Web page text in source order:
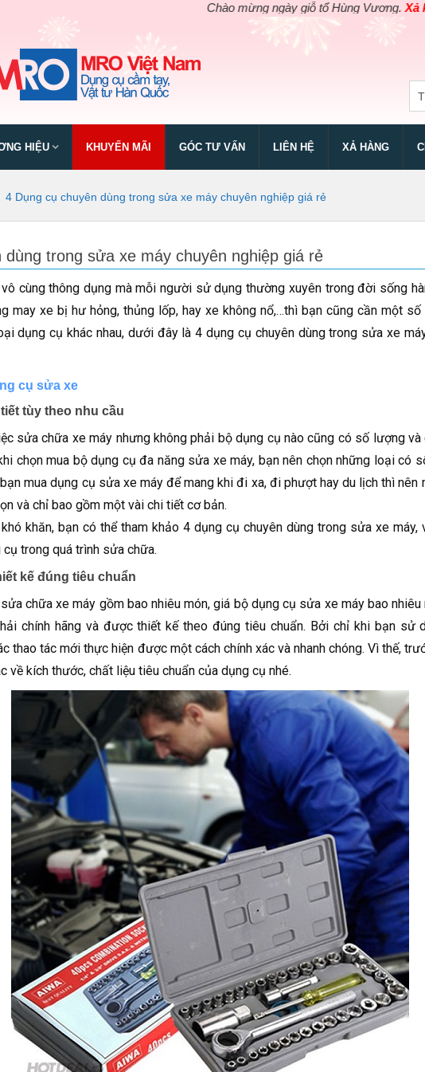
Chào mừng ngày giỗ tổ Hùng Vương.Xả kho giá
HIỆU KHUYẾN MÃI GÓC TƯ VẤN LIÊN HỆ XẢ HÀNG
4 Dụng cụ chuyên dùng trong sửa xe máy chuyên nghiệp giá rẻ
dùng trong sửa xe máy chuyên nghiệp giá rẻ
cùng thông dụng mà mỗi người sử dụng thường xuyên trong đời sống
may xe bị hư hỏng, thủng lốp, hay xe không nổ,…thì bạn cũng cần một
dụng cụ khác nhau, dưới đây là 4 dụng cụ chuyên dùng trong sửa xe
cụ sửa xe
tùy theo nhu cầu
sửa chữa xe máy nhưng không phải bộ dụng cụ nào cũng có số lượng
chọn mua bộ dụng cụ đa năng sửa xe máy, bạn nên chọn những loại có
mua dụng cụ sửa xe máy để mang khi đi xa, đi phượt hay du lịch thì nên
và chỉ bao gồm một vài chi tiết cơ bản.
khăn, bạn có thể tham khảo 4 dụng cụ chuyên dùng trong sửa xe
trong quá trình sửa chữa.
kế đúng tiêu chuẩn
chữa xe máy gồm bao nhiêu món, giá bộ dụng cụ sửa xe máy bao
chính hãng và được thiết kế theo đúng tiêu chuẩn. Bởi chỉ khi bạn sử
thao tác mới thực hiện được một cách chính xác và nhanh chóng. Vì thế,
về kích thước, chất liệu tiêu chuẩn của dụng cụ nhé.